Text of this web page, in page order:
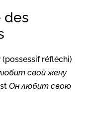
des
(possessif réfléchi)
свой жену
Он любит свою